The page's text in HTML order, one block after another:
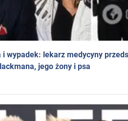
wypadek: lekarz medycyny
jego żony i psa